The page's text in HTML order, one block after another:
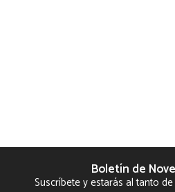
Boletín de
Suscríbete y estarás al tanto